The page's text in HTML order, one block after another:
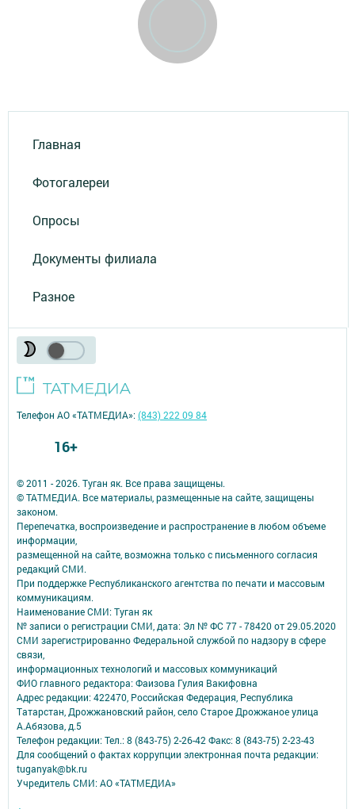
Главная
Фотогалереи
Опросы
Документы филиала
Разное
© 2011 - 2026. Туган як. Все права защищены.
© ТАТМЕДИА. Все материалы, размещенные на сайте, защищены
законом.
Перепечатка, воспроизведение и распространение в любом объеме
информации,
размещенной на сайте, возможна только с письменного согласия
редакций СМИ.
При поддержке Республиканского агентства по печати и массовым
коммуникациям.
Наименование СМИ: Туган як
№ записи о регистрации СМИ, дата: Эл № ФС 77 - 78420 от 29.05.2020
СМИ зарегистрированно Федеральной службой по надзору в сфере
связи,
информационных технологий и массовых коммуникаций
ФИО главного редактора: Фаизова Гулия Вакифовна
Адрес редакции: 422470, Российская Федерация, Республика
Татарстан, Дрожжановский район, село Старое Дрожжаное улица
А.Абязова, д.5
Телефон редакции: Тел.: 8 (843-75) 2-26-42 Факс: 8 (843-75) 2-23-43
Для сообщений о фактах коррупции электронная почта редакции:
tuganyak@bk.ru
Учредитель СМИ: АО «ТАТМЕДИА»
Телефон АО «ТАТМЕДИА»:(843) 222 09 84
16+